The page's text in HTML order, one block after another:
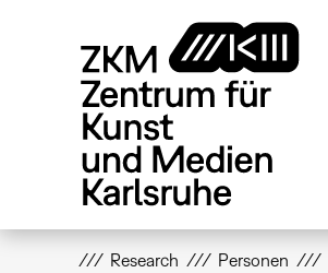
Research Personen